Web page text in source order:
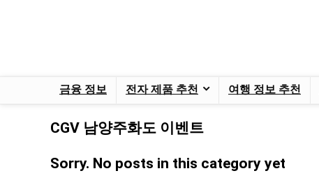
금융 정보 전자 제품 추천 여행 정보 추천
CGV 남양주화도 이벤트
Sorry. No posts in this category yet